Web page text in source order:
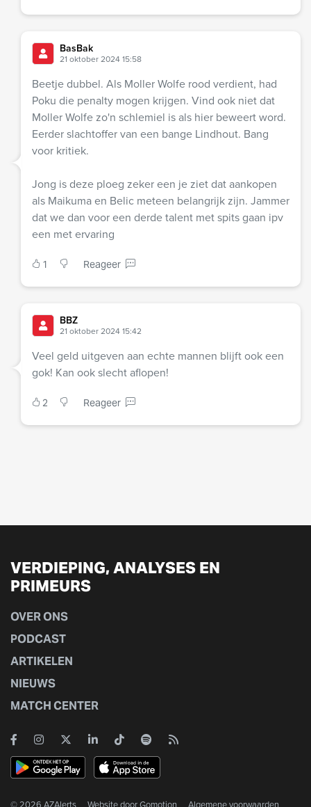
BasBak
21 oktober 2024 15:58
Beetje dubbel. Als Moller Wolfe rood verdient, had
Poku die penalty mogen krijgen. Vind ook niet dat
Moller Wolfe zo'n schlemiel is als hier beweert word.
Eerder slachtoffer van een bange Lindhout. Bang
voor kritiek.
Jong is deze ploeg zeker een je ziet dat aankopen
als Maikuma en Belic meteen belangrijk zijn. Jammer
dat we dan voor een derde talent met spits gaan ipv
een met ervaring
1 Reageer
BBZ
21 oktober 2024 15:42
Veel geld uitgeven aan echte mannen blijft ook een
gok! Kan ook slecht aflopen!
2 Reageer
VERDIEPING, ANALYSES EN
PRIMEURS
OVER ONS
PODCAST
ARTIKELEN
NIEUWS
MATCH CENTER